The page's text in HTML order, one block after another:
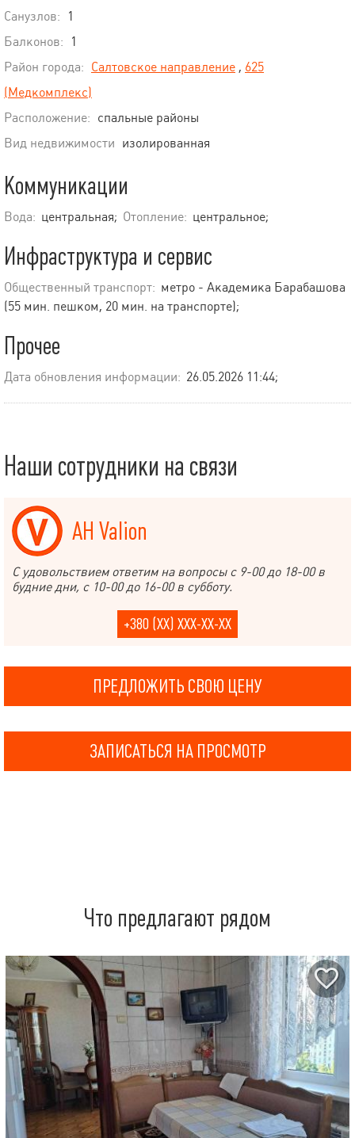
Санузлов:
1
Балконов:
1
Район города: Салтовское направление , 625
(Медкомплекс)
Расположение: спальные районы
Вид недвижимости изолированная
Коммуникации
Вода: центральная; Отопление: центральное;
Инфраструктура и сервис
Общественный транспорт: метро - Академика Барабашова
(55 мин. пешком, 20 мин. на транспорте);
Прочее
Дата обновления информации: 26.05.2026 11:44;
Наши сотрудники на связи
АН Valion
С удовольствием ответим на вопросы с 9-00 до 18-00 в
будние дни, с 10-00 до 16-00 в субботу.
+380 (XX) XXX-XX-XX
ПРЕДЛОЖИТЬ СВОЮ ЦЕНУ
ЗАПИСАТЬСЯ НА ПРОСМОТР
Что предлагают рядом